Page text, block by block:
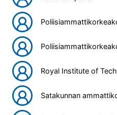
Royal Institute of
Satakunnan